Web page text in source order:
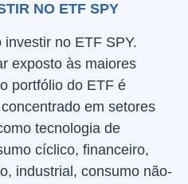
NO ETF SPY
no ETF SPY.
exposto às maiores
portfólio do ETF é
em setores
tecnologia de
cíclico, financeiro,
industrial, consumo não-